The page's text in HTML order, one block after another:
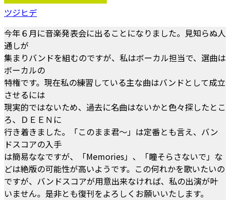
ツジヒデ
今年６月に音楽発表会に出ることになりました。見知らぬ人
通しが
集まりバンドを組むのですが、私はボーカル担当で、選曲は
ボーカルの
特権です。現在私の練習している主な曲はバンドとして成立
させるには
現実的ではないため、過去に名曲はないかと色々探したとこ
ろ、ＤＥＥＮに
行き着きました。「このまま君～」は定番とも言え、バン
ドスコアの入手
は簡易ななですが、「Memories」、「瞳そらさないで」な
どは絶版の可能性が高いようです。この何れかを歌いたいの
ですが、バンドスコアが用意出来なければ、私の出演が叶
いません。是非とも復刊をよろしくお願いいたします。